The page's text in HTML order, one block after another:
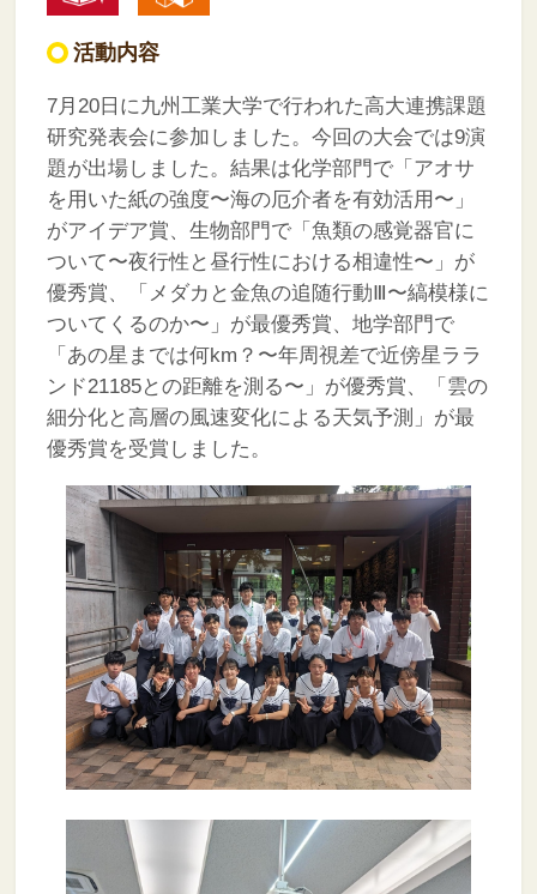
活動内容
7月20日に九州工業大学で行われた高大連携課題
研究発表会に参加しました。今回の大会では9演
題が出場しました。結果は化学部門で「アオサ
を用いた紙の強度〜海の厄介者を有効活用〜」
がアイデア賞、生物部門で「魚類の感覚器官に
ついて〜夜行性と昼行性における相違性〜」が
優秀賞、「メダカと金魚の追随行動Ⅲ〜縞模様に
ついてくるのか〜」が最優秀賞、地学部門で
「あの星までは何km？〜年周視差で近傍星ララ
ンド21185との距離を測る〜」が優秀賞、「雲の
細分化と高層の風速変化による天気予測」が最
優秀賞を受賞しました。